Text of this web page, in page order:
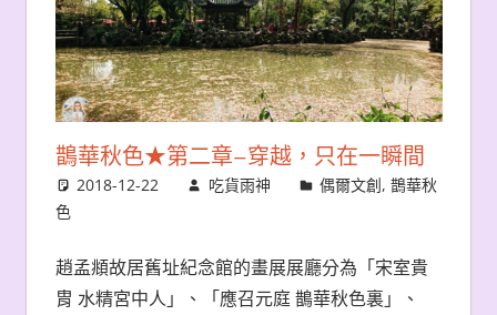
鵲華秋色★第二章–穿越，只在一瞬間
2018-12-22 吃貨雨神 偶爾文創,鵲華秋
色
趙孟頫故居舊址紀念館的畫展展廳分為「宋室貴
胄 水精宮中人」、「應召元庭 鵲華秋色裏」、